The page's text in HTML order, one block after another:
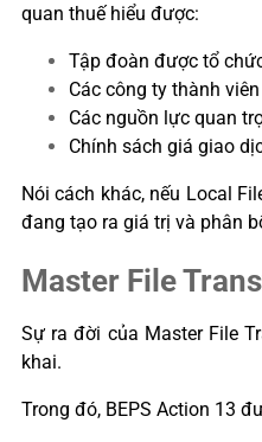
quan thuế hiểu được:
Tập đoàn được tổ
Các công ty thành
Các nguồn lực quan
Chính sách giá giao
Nói cách khác, nếu Local
đang tạo ra giá trị và phân
Master File
Sự ra đời của Master File
khai.
Trong đó, BEPS Action 13